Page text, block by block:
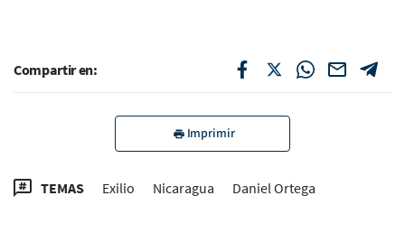
Compartir en:
Imprimir
TEMAS Exilio Nicaragua Daniel Ortega